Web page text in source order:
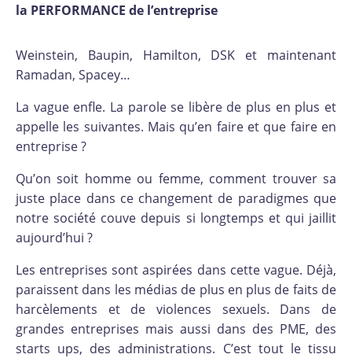
la PERFORMANCE de l’entreprise
Weinstein, Baupin, Hamilton, DSK et maintenant
Ramadan, Spacey…
La vague enfle. La parole se libère de plus en plus et
appelle les suivantes. Mais qu’en faire et que faire en
entreprise ?
Qu’on soit homme ou femme, comment trouver sa
juste place dans ce changement de paradigmes que
notre société couve depuis si longtemps et qui jaillit
aujourd’hui ?
Les entreprises sont aspirées dans cette vague. Déjà,
paraissent dans les médias de plus en plus de faits de
harcèlements et de violences sexuels. Dans de
grandes entreprises mais aussi dans des PME, des
starts ups, des administrations. C’est tout le tissu